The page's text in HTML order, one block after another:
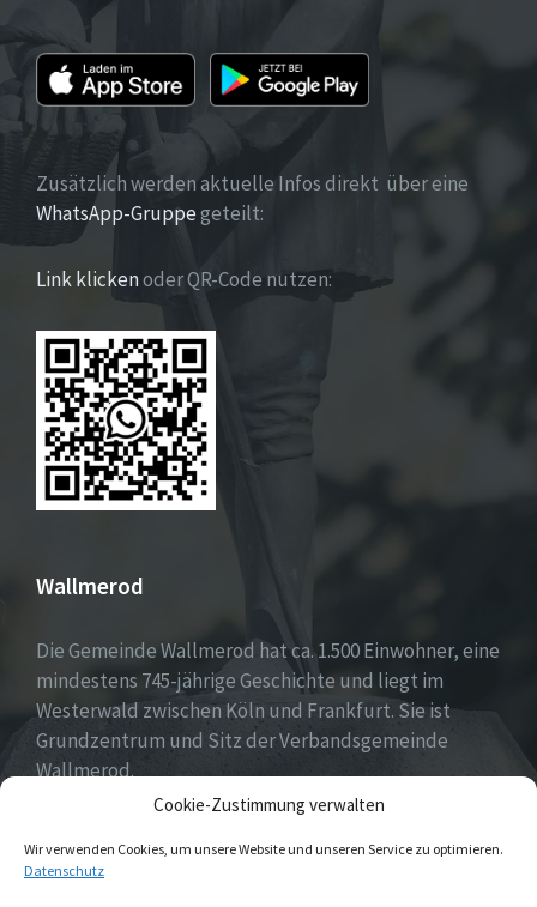
Cookie-Zustimmung verwalten
Wir verwenden Cookies, um unsere Website und unseren Service zu optimieren.
Datenschutz
Zusätzlich werden aktuelle Infos direkt über eine
WhatsApp-Gruppegeteilt:
Link klickenoder QR-Code nutzen:
Wallmerod
Die Gemeinde Wallmerod hat ca. 1.500 Einwohner, eine
mindestens 745-jährige Geschichte und liegt im
Westerwald zwischen Köln und Frankfurt. Sie ist
Grundzentrum und Sitz der Verbandsgemeinde
Wallmerod.